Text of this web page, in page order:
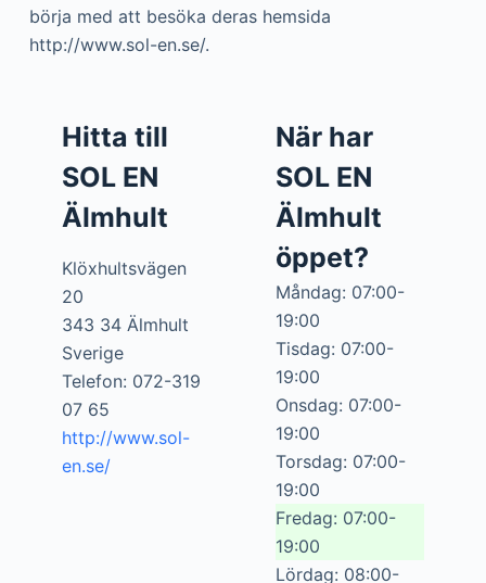
börja med att besöka deras hemsida
http://www.sol-en.se/.
Hitta till
SOL EN
Älmhult
Klöxhultsvägen
20
343 34 Älmhult
Sverige
Telefon: 072-319
07 65
http://www.sol-
en.se/
När har
SOL EN
Älmhult
öppet?
Måndag: 07:00-
19:00
Tisdag: 07:00-
19:00
Onsdag: 07:00-
19:00
Torsdag: 07:00-
19:00
Fredag: 07:00-
19:00
Lördag: 08:00-